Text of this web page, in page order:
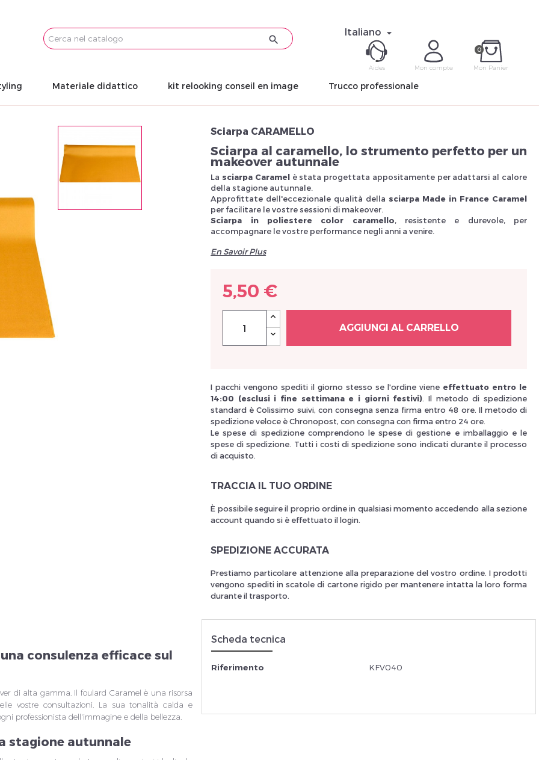

Italiano 
0
Mon Panier
Mon compte
Email
Déjà
réinitialiser votre mot de passe
Des
Je suis un
vous et ainsi bénéficier des tarifs professionnel
Aides
Materiale didattico kit relooking conseil en image Trucco professionale
Sciarpa CARAMELLO
Sciarpa al caramello, lo strumento perfetto per un
makeover autunnale
La sciarpa Caramelè stata progettata appositamente per adattarsi al calore
della stagione autunnale.
Approfittate dell'eccezionale qualità dellasciarpa Made in France Caramel
per facilitare le vostre sessioni di makeover.
Sciarpa in poliestere color caramello, resistente e durevole, per
accompagnare le vostre performance negli anni a venire.
En Savoir Plus
5,50 €
AGGIUNGI AL CARRELLO
I pacchi vengono spediti il giorno stesso se l'ordine viene effettuato entro le
14:00 (esclusi i fine settimana e i giorni festivi) . Il metodo di spedizione
standard è Colissimo suivi, con consegna senza firma entro 48 ore. Il metodo di
spedizione veloce è Chronopost, con consegna con firma entro 24 ore.
Le spese di spedizione comprendono le spese di gestione e imballaggio e le
spese di spedizione. Tutti i costi di spedizione sono indicati durante il processo
di acquisto.
TRACCIA IL TUO ORDINE
È possibile seguire il proprio ordine in qualsiasi momento accedendo alla sezione
account quando si è effettuato il login.
SPEDIZIONE ACCURATA
Prestiamo particolare attenzione alla preparazione del vostro ordine. I prodotti
vengono spediti in scatole di cartone rigido per mantenere intatta la loro forma
durante il trasporto.
consulenza efficace sul
di alta gamma. Il foulard Caramel è una risorsa
vostre consultazioni. La sua tonalità calda e
professionista dell'immagine e della bellezza.
stagione autunnale
Scheda tecnica
Riferimento KFV040